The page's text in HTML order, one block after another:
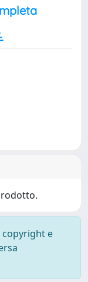
copyright e